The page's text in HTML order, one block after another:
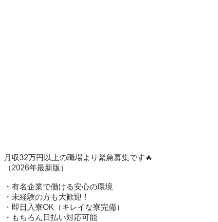
月収32万円以上の職場より緊急募集です🔥
（2026年最新版）
・有名企業で働ける安心の環境
・未経験の方も大歓迎！
・即日入寮OK（キレイな寮完備）
・もちろん日払い対応可能